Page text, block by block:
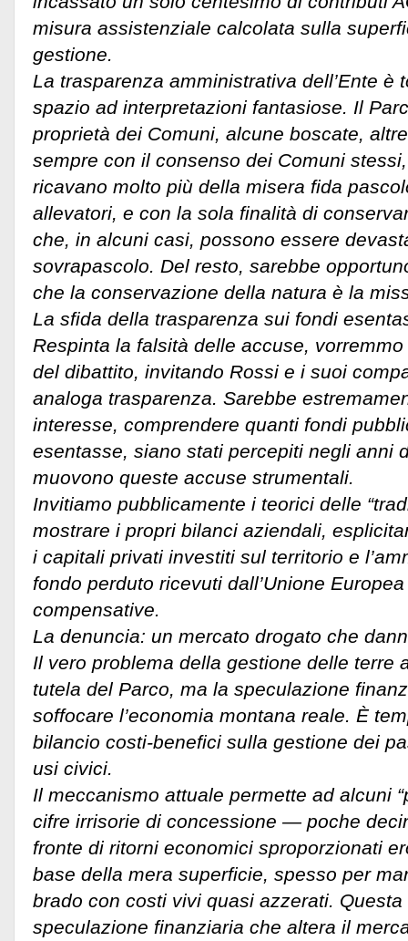
misura assistenziale calcolata sulla
gestione.
La trasparenza amministrativa dell’Ente è
spazio ad interpretazioni fantasiose. Il
proprietà dei Comuni, alcune boscate,
sempre con il consenso dei Comuni
ricavano molto più della misera fida
allevatori, e con la sola finalità di
che, in alcuni casi, possono essere
sovrapascolo. Del resto, sarebbe
che la conservazione della natura è la
La sfida della trasparenza sui fondi
Respinta la falsità delle accuse,
del dibattito, invitando Rossi e i suoi
analoga trasparenza. Sarebbe
interesse, comprendere quanti fondi
esentasse, siano stati percepiti negli anni
muovono queste accuse strumentali.
Invitiamo pubblicamente i teorici delle
mostrare i propri bilanci aziendali,
i capitali privati investiti sul territorio e
fondo perduto ricevuti dall’Unione
compensative.
La denuncia: un mercato drogato che
Il vero problema della gestione delle terre
tutela del Parco, ma la speculazione
soffocare l’economia montana reale. È
bilancio costi-benefici sulla gestione dei
usi civici.
Il meccanismo attuale permette ad alcuni
cifre irrisorie di concessione — poche
fronte di ritorni economici sproporzionati
base della mera superficie, spesso per
brado con costi vivi quasi azzerati.
speculazione finanziaria che altera il